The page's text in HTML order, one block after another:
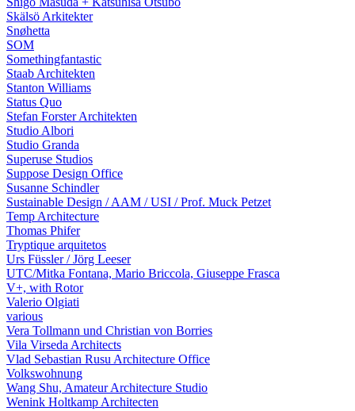
Skälsö Arkitekter
Snøhetta
SOM
Somethingfantastic
Staab Architekten
Stanton Williams
Status Quo
Stefan Forster Architekten
Studio Albori
Studio Granda
Superuse Studios
Suppose Design Office
Susanne Schindler
Sustainable Design / AAM / USI / Prof. Muck Petzet
Temp Architecture
Thomas Phifer
Tryptique arquitetos
Urs Füssler / Jörg Leeser
UTC/Mitka Fontana, Mario Briccola, Giuseppe Frasca
V+, with Rotor
Valerio Olgiati
various
Vera Tollmann und Christian von Borries
Vila Virseda Architects
Vlad Sebastian Rusu Architecture Office
Volkswohnung
Wang Shu, Amateur Architecture Studio
Wenink Holtkamp Architecten